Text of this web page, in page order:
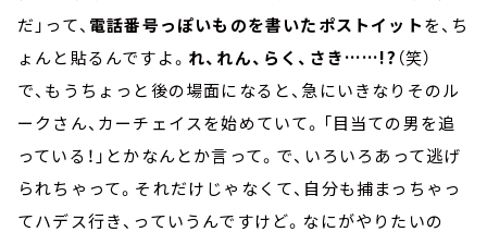
だ」って、 電話番号っぽいものを書いたポストイットを、ち
ょんと貼るんですよ。 れ、れん、らく、さき……!? （笑）
で、もうちょっと後の場面になると、急にいきなりそのル
ークさん、カーチェイスを始めていて。「目当ての男を追
っている！」とかなんとか言って。で、いろいろあって逃げ
られちゃって。それだけじゃなくて、自分も捕まっちゃっ
てハデス行き、っていうんですけど。なにがやりたいの